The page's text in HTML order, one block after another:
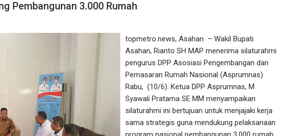
Pembangunan 3.000 Rumah
topmetro.news, Asahan – Wakil Bupati
Asahan, Rianto SH MAP menerima silaturahmi
pengurus DPP Asosiasi Pengembangan dan
Pemasaran Rumah Nasional (Asprumnas)
Rabu, (10/6). Ketua DPP Asprumnas, M
Syawali Pratama SE MM menyampaikan
silaturahmi ini bertujuan untuk menjajaki kerja
sama strategis guna mendukung pelaksanaan